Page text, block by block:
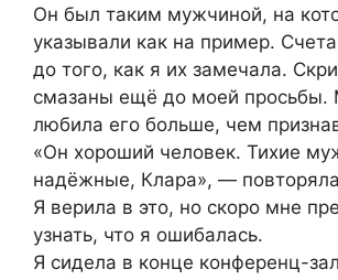
Он был таким мужчиной, на
указывали как на пример.
до того, как я их замечала.
смазаны ещё до моей
любила его больше, чем
«Он хороший человек. Тихие
надёжные, Клара», —
Я верила в это, но скоро мне
узнать, что я ошибалась.
Я сидела в конце конференц-